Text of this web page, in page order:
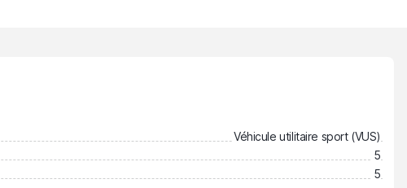
Véhicule utilitaire sport (VUS)
5
5